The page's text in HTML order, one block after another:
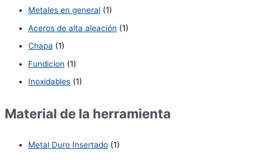
Metales en general (1)
Aceros de alta aleación (1)
Chapa (1)
Fundicion (1)
Inoxidables (1)
Material de la herramienta
Metal Duro Insertado (1)